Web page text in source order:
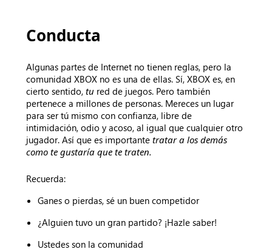
Conducta
Algunas partes de Internet no tienen reglas, pero la
comunidad XBOX no es una de ellas. Sí, XBOX es, en
cierto sentido,tu red de juegos. Pero también
pertenece a millones de personas. Mereces un lugar
para ser tú mismo con confianza, libre de
intimidación, odio y acoso, al igual que cualquier otro
jugador. Así que es importantetratar a los demás
como te gustaría que te traten.
Recuerda:
Ganes o pierdas, sé un buen competidor
¿Alguien tuvo un gran partido? ¡Hazle saber!
Ustedes son la comunidad